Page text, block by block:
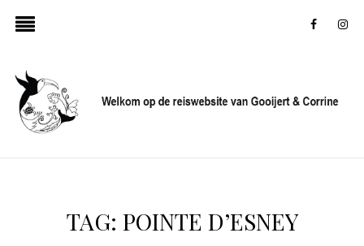
TAG: POINTE D’ESNEY